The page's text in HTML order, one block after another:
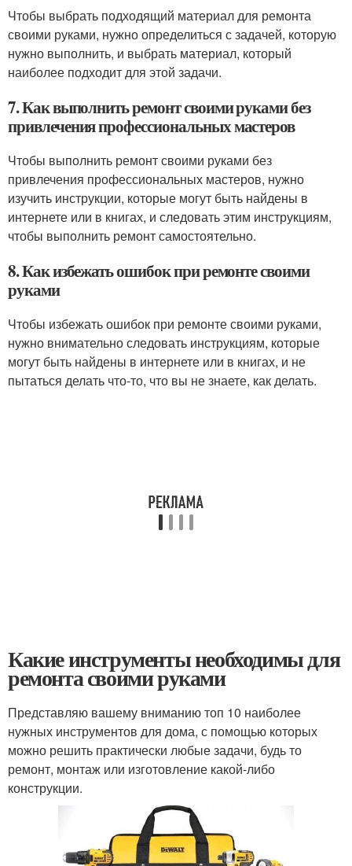
Чтобы выбрать подходящий материал для ремонта
своими руками, нужно определиться с задачей, которую
нужно выполнить, и выбрать материал, который
наиболее подходит для этой задачи.
7. Как выполнить ремонт своими руками без
привлечения профессиональных мастеров
Чтобы выполнить ремонт своими руками без
привлечения профессиональных мастеров, нужно
изучить инструкции, которые могут быть найдены в
интернете или в книгах, и следовать этим инструкциям,
чтобы выполнить ремонт самостоятельно.
8. Как избежать ошибок при ремонте своими
руками
Чтобы избежать ошибок при ремонте своими руками,
нужно внимательно следовать инструкциям, которые
могут быть найдены в интернете или в книгах, и не
пытаться делать что-то, что вы не знаете, как делать.
Какие инструменты необходимы для
ремонта своими руками
Представляю вашему вниманию топ 10 наиболее
нужных инструментов для дома, с помощью которых
можно решить практически любые задачи, будь то
ремонт, монтаж или изготовление какой-либо
конструкции.